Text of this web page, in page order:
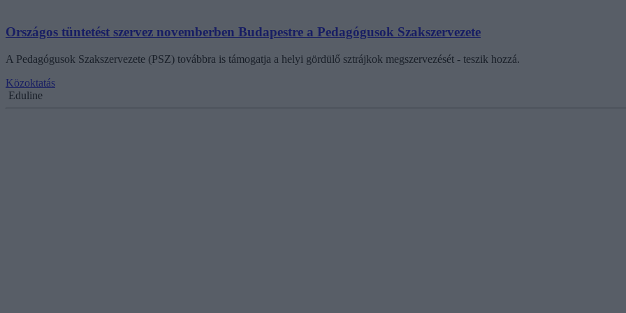
Országos tüntetést szervez novemberben Budapestre a Pedagógusok Szakszervezete
A Pedagógusok Szakszervezete (PSZ) továbbra is támogatja a helyi gördülő sztrájkok megszervezését - teszik hozzá.
Közoktatás
Eduline